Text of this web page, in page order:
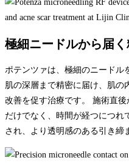
極細ニードルから届
ポテンツァは、極細のニードル
肌の深層まで精密に届け、肌の
改善を促す治療です。 施術直
だけでなく、時間が経つにつれ
され、より透明感のある引き締